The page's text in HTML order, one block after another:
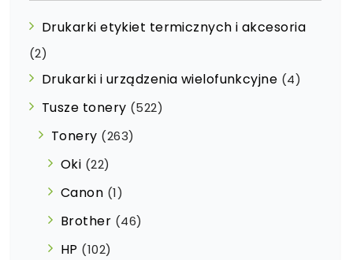
Drukarki etykiet termicznych i akcesoria
(2)
Drukarki i urządzenia wielofunkcyjne (4)
Tusze tonery (522)
Tonery (263)
Oki (22)
Canon (1)
Brother (46)
HP (102)